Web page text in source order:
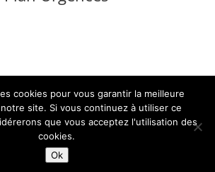
|Mentions
non conforme (refonte en
Mairie d'Aurillac
réservés
cookies pour vous garantir la meilleure
site. Si vous continuez à utiliser ce
que vous acceptez l'utilisation des
cookies.
Ok